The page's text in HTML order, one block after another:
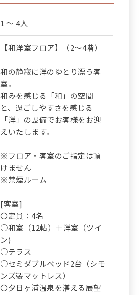
1 ～ 4人
【和洋室フロア】（2～4階）
和の静寂に洋のゆとり漂う客
室。
和みを感じる「和」の空間
と、過ごしやすさを感じる
「洋」の設備でお客様をお迎
えいたします。
※フロア・客室のご指定は頂
けません
※禁煙ルーム
[客室]
〇定員：4名
○和室（12帖）＋洋室（ツイ
ン)
○テラス
○セミダブルベッド2台（シモ
ンズ製マットレス）
〇夕日ヶ浦温泉を湛える展望